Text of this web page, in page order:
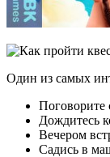
Один из самых
Поговорите
Дождитесь
Вечером
Садись в